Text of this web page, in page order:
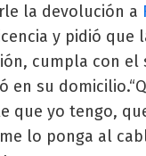
la devolución a
y pidió que
cumpla con el
en su
que yo tengo,
lo ponga al